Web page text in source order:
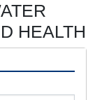
HEALTH